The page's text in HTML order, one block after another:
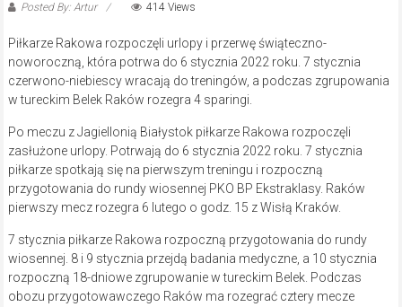
Posted By: Artur 414 Views
Piłkarze Rakowa rozpoczęli urlopy i przerwę świąteczno-
noworoczną, która potrwa do 6 stycznia 2022 roku. 7 stycznia
czerwono-niebiescy wracają do treningów, a podczas zgrupowania
w tureckim Belek Raków rozegra 4 sparingi.
Po meczu z Jagiellonią Białystok piłkarze Rakowa rozpoczęli
zasłużone urlopy. Potrwają do 6 stycznia 2022 roku. 7 stycznia
piłkarze spotkają się na pierwszym treningu i rozpoczną
przygotowania do rundy wiosennej PKO BP Ekstraklasy. Raków
pierwszy mecz rozegra 6 lutego o godz. 15 z Wisłą Kraków.
7 stycznia piłkarze Rakowa rozpoczną przygotowania do rundy
wiosennej. 8 i 9 stycznia przejdą badania medyczne, a 10 stycznia
rozpoczną 18-dniowe zgrupowanie w tureckim Belek. Podczas
obozu przygotowawczego Raków ma rozegrać cztery mecze